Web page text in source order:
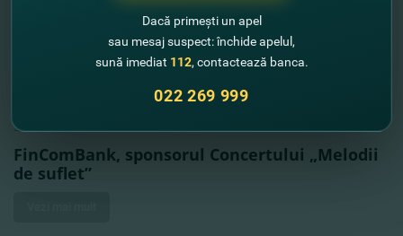
21.12.2021
FinComBank, sponsorul Concertului „Melodii
de suflet”
Dacă primești un apel
sau mesaj suspect: închide apelul,
sună imediat 112, contactează banca.
022 269 999